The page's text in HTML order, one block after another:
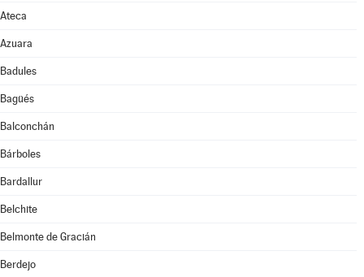
Ateca
Azuara
Badules
Bagüés
Balconchán
Bárboles
Bardallur
Belchite
Belmonte de Gracián
Berdejo